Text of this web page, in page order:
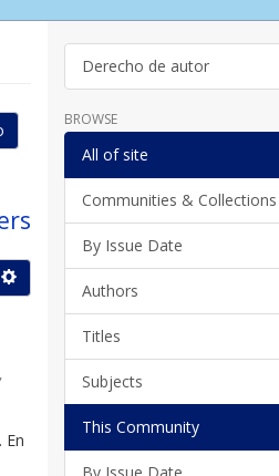
Derecho de autor
BROWSE
All of site
Communities & Collections
By Issue Date
Authors
Titles
Subjects
This Community